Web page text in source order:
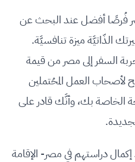
فُرصًا أفضل عند البحث عن
الذّاتيَّة ميزة تنافسيَّة.
السفر إلى مصر من قيمة
لأصحاب العمل المحُتملين
الخاصة بك، وأنَّك قادر على
دراستهم في مصر- الإقامة